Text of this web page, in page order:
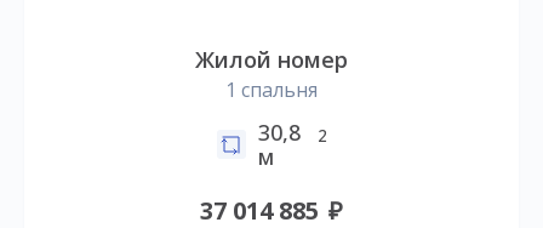
Жилой номер
1 спальня
30,8
м
2
37 014 885